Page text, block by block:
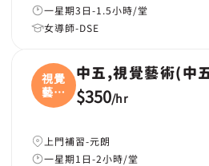
一星期3日-1.5小時/堂
女導師-DSE
視覺
藝術
(
中五,視覺藝術(中
$350/hr
上門補習-元朗
一星期1日-2小時/堂